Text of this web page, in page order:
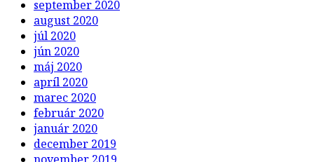
september 2020
august 2020
júl 2020
jún 2020
máj 2020
apríl 2020
marec 2020
február 2020
január 2020
december 2019